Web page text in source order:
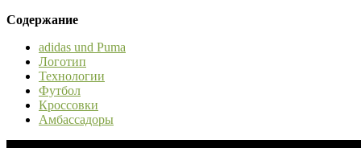
Содержание
adidas und Puma
Логотип
Технологии
Футбол
Кроссовки
Амбассадоры